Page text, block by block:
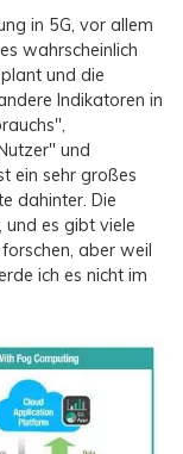
in 5G, vor allem
wahrscheinlich
und die
Indikatoren in
und
ein sehr großes
dahinter. Die
es gibt viele
aber weil
ich es nicht im